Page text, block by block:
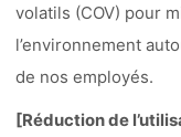
volatils (COV) pour
l’environnement
de nos employés.
[Réduction de